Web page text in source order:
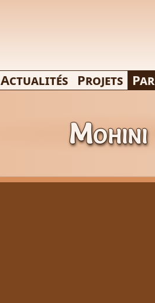
Actualités Projets